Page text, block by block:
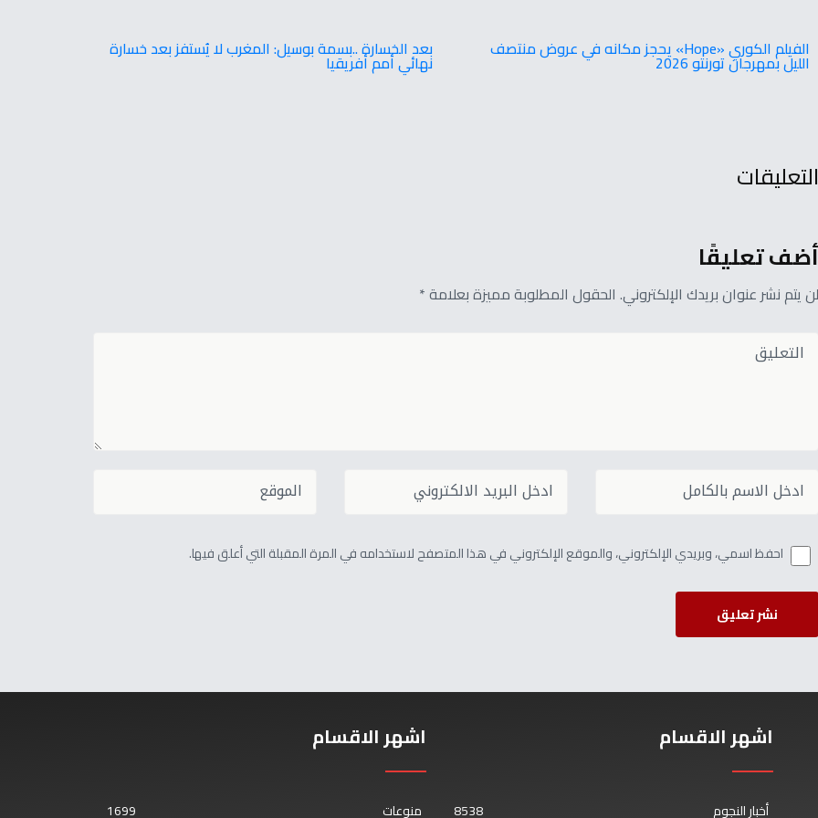
‬الليل‭ ‬بمهرجان‭ ‬تورنتو ‭ ‬2026
بعد الخسارة ..بسمة بوسيل: المغرب لا يُستفز بعد خسارة
نهائي أمم أفريقيا
التعليقات
أضف تعليقًا
لن يتم نشر عنوان بريدك الإلكتروني. الحقول المطلوبة مميزة بعلامة *
احفظ اسمي، وبريدي الإلكتروني، والموقع الإلكتروني في هذا المتصفح لاستخدامه في المرة المقبلة التي أعلق فيها.
نشر تعليق
اشهر الاقسام
أخبار النجوم 8538
اشهر الاقسام
منوعات 1699